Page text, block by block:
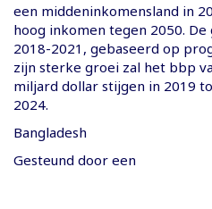
een middeninkomensland in
hoog inkomen tegen 2050.
2018-2021, gebaseerd op
zijn sterke groei zal het bbp
miljard dollar stijgen in 2019
2024.
Bangladesh
Gesteund door een